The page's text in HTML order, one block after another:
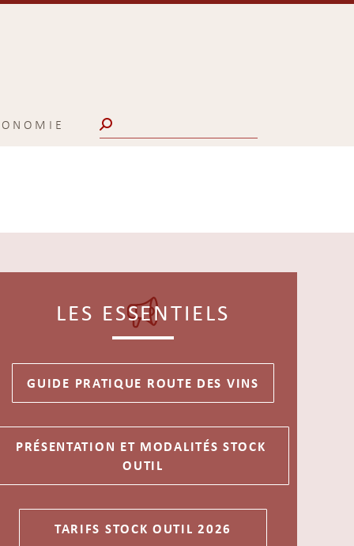
Search:
LES ESSENTIELS